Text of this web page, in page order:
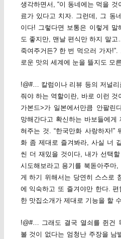
생각하면서, “이 동네에는 먹을 것
료가 있다고 치자. 그런데, 그 동
이다! 그렇다면 보통은 이렇게 말
도 좋지만, 맨날 편식만 하지 말
죽여주거든? 한 번 먹으러 가자
로운 맛의 세계에 눈을 뜰지도 모
!@#… 칼럼이나 리뷰 등의 저널리
줘야 하는 역할이란, 바로 이런 것
가본드>가 일본에서만큼 안팔린
망해간다고 확신하는 바보들에
혀주는 것. “한국만화 사랑하자!”
화 좀 제대로 즐겨봐라, 사실 너
씬 더 재밌을 것이다, 내가 선택
시도해보라고 용기를 북돋아주마
게 하기 위해서는 당연히 스스로
에 익숙하고 또 즐겨야만 한다.
한 맛집소개가 제대로 기능을 할
!@#… 그래도 결국 열쇠를 쥔건
볼 것이 없다는 엄청난 주장을 남